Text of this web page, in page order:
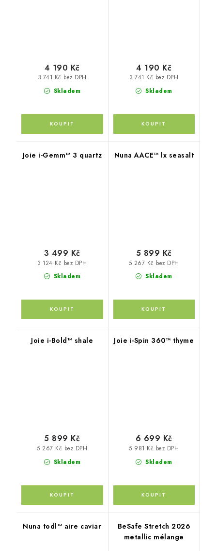
Skladem
3 741 Kč bez DPH
4 190 Kč
Skladem
3 741 Kč bez DPH
4 190 Kč
Joie i-Gemm™ 3 quartz
Skladem
3 124 Kč bez DPH
3 499 Kč
Nuna AACE™ lx seasalt
Skladem
5 267 Kč bez DPH
5 899 Kč
Joie i-Bold™ shale
Skladem
5 267 Kč bez DPH
5 899 Kč
Joie i-Spin 360™ thyme
Skladem
5 981 Kč bez DPH
6 699 Kč
Nuna todl™ aire caviar
BeSafe Stretch 2026
metallic mélange